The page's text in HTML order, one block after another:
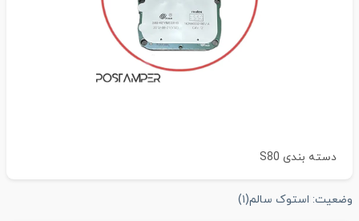
دسته بندیS80
استوک سالم(۱)